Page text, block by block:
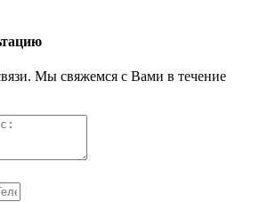
Мы свяжемся с Вами в течение